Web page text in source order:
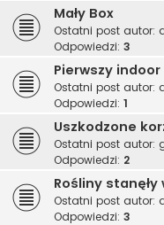
Mały Box
Ostatni post autor:
Odpowiedzi: 3
Pierwszy indoor
Ostatni post autor:
Odpowiedzi: 1
Uszkodzone
Ostatni post autor:
Odpowiedzi: 2
Rośliny stanęły
Ostatni post autor:
Odpowiedzi: 3